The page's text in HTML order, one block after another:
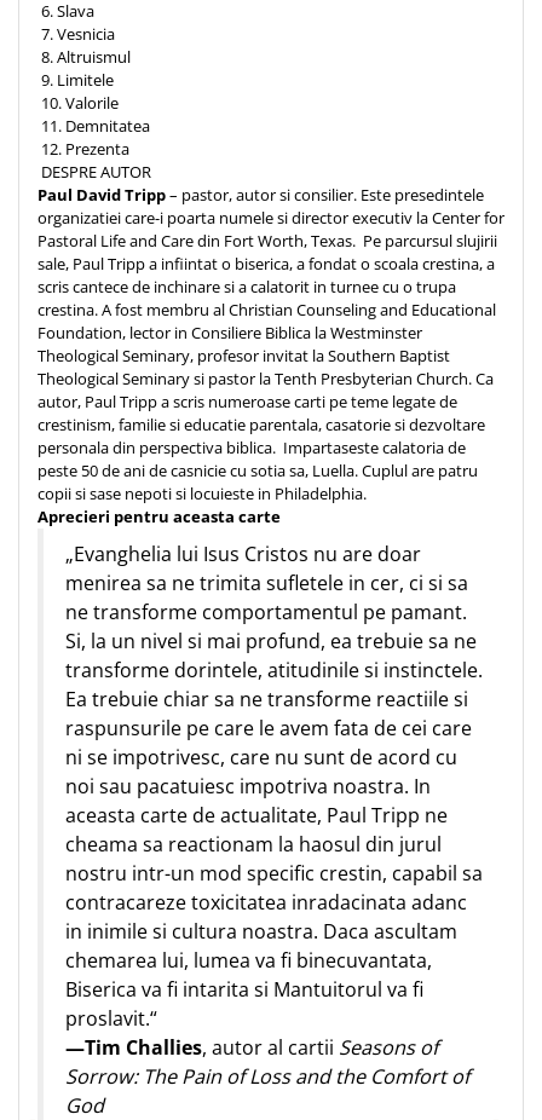
6. Slava
7. Vesnicia
8. Altruismul
9. Limitele
10. Valorile
11. Demnitatea
12. Prezenta
DESPRE AUTOR
Paul David Tripp– pastor, autor si consilier. Este presedintele
organizatiei care-i poarta numele si director executiv la Center for
Pastoral Life and Care din Fort Worth, Texas. Pe parcursul slujirii
sale, Paul Tripp a infiintat o biserica, a fondat o scoala crestina, a
scris cantece de inchinare si a calatorit in turnee cu o trupa
crestina. A fost membru al Christian Counseling and Educational
Foundation, lector in Consiliere Biblica la Westminster
Theological Seminary, profesor invitat la Southern Baptist
Theological Seminary si pastor la Tenth Presbyterian Church. Ca
autor, Paul Tripp a scris numeroase carti pe teme legate de
crestinism, familie si educatie parentala, casatorie si dezvoltare
personala din perspectiva biblica. Impartaseste calatoria de
peste 50 de ani de casnicie cu sotia sa, Luella. Cuplul are patru
copii si sase nepoti si locuieste in Philadelphia.
Aprecieri pentru aceasta carte
„Evanghelia lui Isus Cristos nu are doar
menirea sa ne trimita sufletele in cer, ci si sa
ne transforme comportamentul pe pamant.
Si, la un nivel si mai profund, ea trebuie sa ne
transforme dorintele, atitudinile si instinctele.
Ea trebuie chiar sa ne transforme reactiile si
raspunsurile pe care le avem fata de cei care
ni se impotrivesc, care nu sunt de acord cu
noi sau pacatuiesc impotriva noastra. In
aceasta carte de actualitate, Paul Tripp ne
cheama sa reactionam la haosul din jurul
nostru intr-un mod specific crestin, capabil sa
contracareze toxicitatea inradacinata adanc
in inimile si cultura noastra. Daca ascultam
chemarea lui, lumea va fi binecuvantata,
Biserica va fi intarita si Mantuitorul va fi
proslavit.“
—Tim Challies, autor al cartii Seasons of
Sorrow: The Pain of Loss and the Comfort of
God